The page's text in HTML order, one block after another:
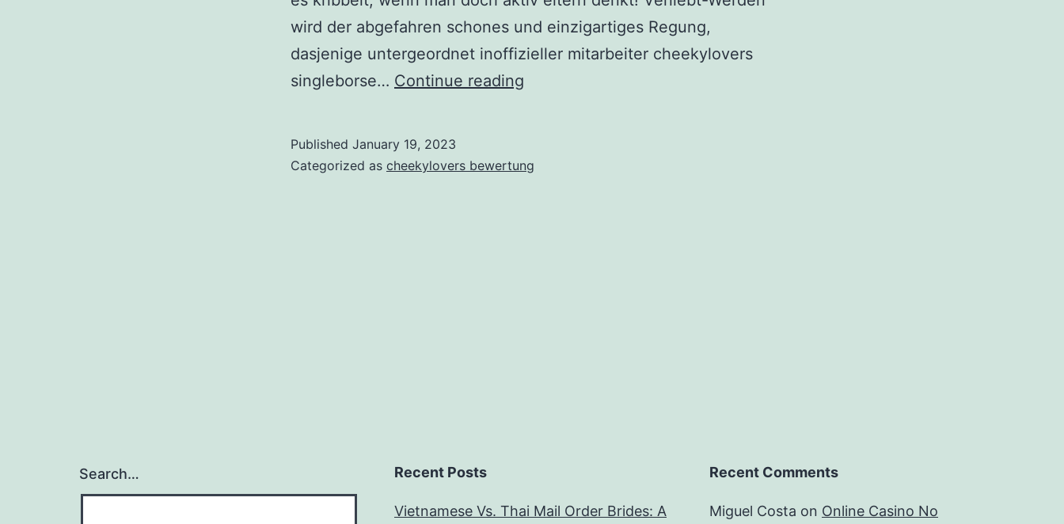
wird der abgefahren schones und einzigartiges Regung,
dasjenige untergeordnet inoffizieller mitarbeiter cheekylovers
singleborse… Continue reading
soziale
Published January 19, 2023
Categorized as cheekylovers bewertung
Search… Recent Posts
Vietnamese Vs. Thai Mail Order Brides: A
Recent Comments
Miguel Costa on Online Casino No